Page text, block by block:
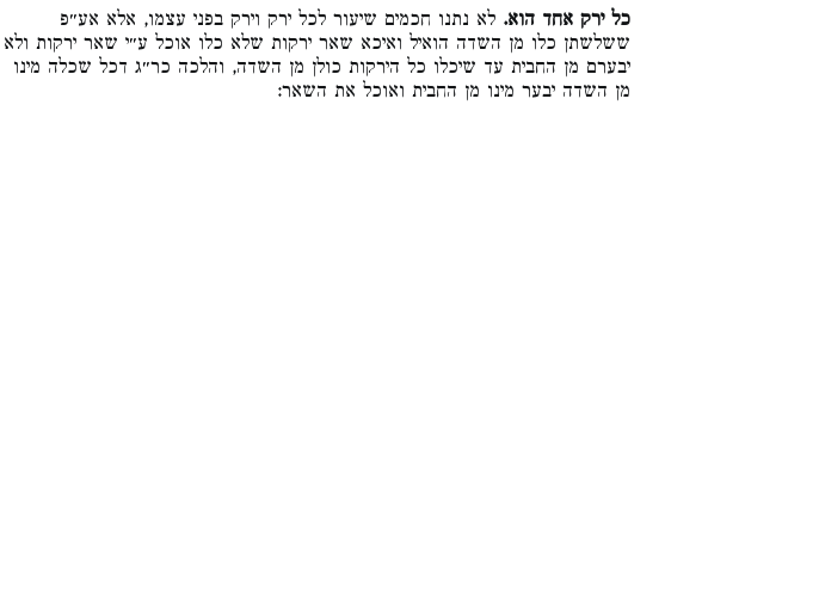
כל ירק אחד הוא. לא נתנו חכמים שיעור לכל ירק וירק בפני עצמו, אלא אע״פ
ששלשתן כלו מן השדה הואיל ואיכא שאר ירקות שלא כלו אוכל ע״י שאר ירקות ולא
יבערם מן החבית עד שיכלו כל הירקות כולן מן השדה, והלכה כר״ג דכל שכלה מינו
מן השדה יבער מינו מן החבית ואוכל את השאר: